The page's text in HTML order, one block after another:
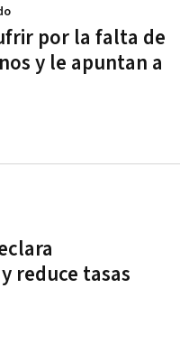
por la falta de
y le apuntan a
reduce tasas